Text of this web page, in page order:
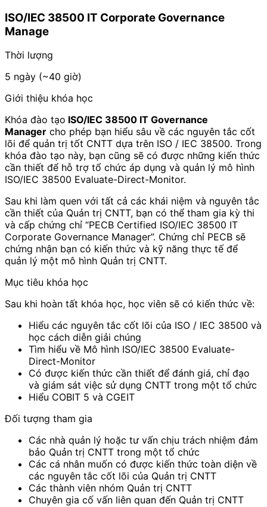
ISO/IEC 38500 IT Corporate Governance
Manage
Thời lượng
5 ngày (~40 giờ)
Giới thiệu khóa học
Khóa đào tạo ISO/IEC 38500 IT Governance
Manager cho phép bạn hiểu sâu về các nguyên tắc cốt
lõi để quản trị tốt CNTT dựa trên ISO / IEC 38500. Trong
khóa đào tạo này, bạn cũng sẽ có được những kiến ​​thức
cần thiết để hỗ trợ tổ chức áp dụng và quản lý mô hình
ISO/IEC 38500 Evaluate-Direct-Monitor.
Sau khi làm quen với tất cả các khái niệm và nguyên tắc
cần thiết của Quản trị CNTT, bạn có thể tham gia kỳ thi
và cấp chứng chỉ “PECB Certified ISO/IEC 38500 IT
Corporate Governance Manager”. Chứng chỉ PECB sẽ
chứng nhận bạn có kiến ​​thức và kỹ năng thực tế để
quản lý một mô hình Quản trị CNTT.
Mục tiêu khóa học
Sau khi hoàn tất khóa học, học viên sẽ có kiến thức về:
Hiểu các nguyên tắc cốt lõi của ISO / IEC 38500 và
học cách diễn giải chúng
Tìm hiểu về Mô hình ISO/IEC 38500 Evaluate-
Direct-Monitor
Có được kiến ​​thức cần thiết để đánh giá, chỉ đạo
và giám sát việc sử dụng CNTT trong một tổ chức
Hiểu COBIT 5 và CGEIT
Đối tượng tham gia
Các nhà quản lý hoặc tư vấn chịu trách nhiệm đảm
bảo Quản trị CNTT trong một tổ chức
Các cá nhân muốn có được kiến ​​thức toàn diện về
các nguyên tắc cốt lõi của Quản trị CNTT
Các thành viên nhóm Quản trị CNTT
Chuyên gia cố vấn liên quan đến Quản trị CNTT